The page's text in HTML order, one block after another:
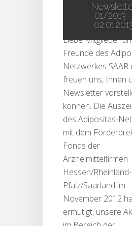
01/2013
comments
Liebe Mitglieder
Freunde des
Netzwerkes SAAR
freuen uns, Ihnen
Newsletter
können. Die
des Adipositas-
mit dem
Fonds der
Arzneimittelfirmen
Hessen/Rheinland-
Pfalz/Saarland im
November 2012
ermutigt, unsere